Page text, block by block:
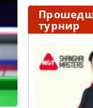
турнир